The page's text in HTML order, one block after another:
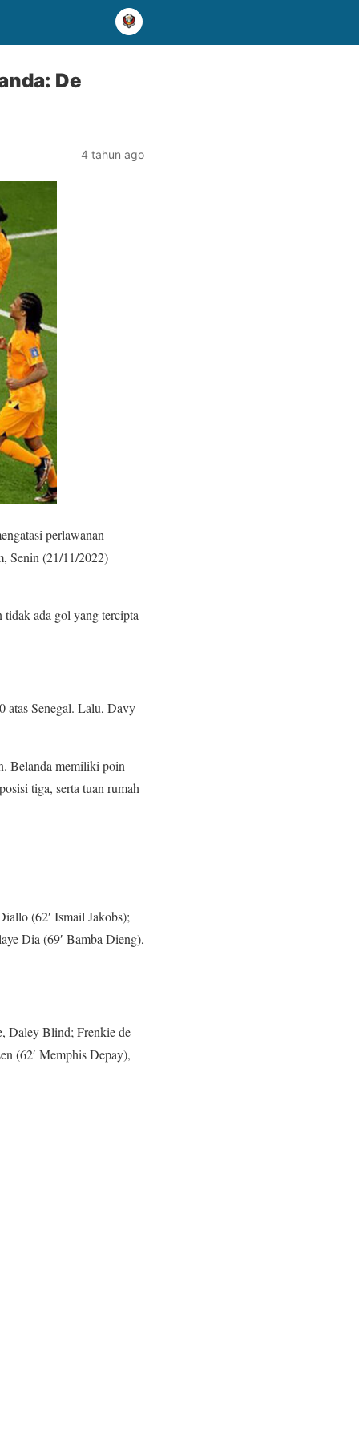
De
4 tahun ago
perlawanan
Senin (21/11/2022)
tidak ada gol yang tercipta
atas Senegal. Lalu, Davy
Belanda memiliki poin
tiga, serta tuan rumah
(62′ Ismail Jakobs);
Dia (69′ Bamba Dieng),
Daley Blind; Frenkie de
(62′ Memphis Depay),